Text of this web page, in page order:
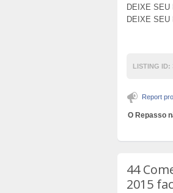
DEIXE SEU
DEIXE SEU
LISTING ID:
Report
O Repasso
44
2015